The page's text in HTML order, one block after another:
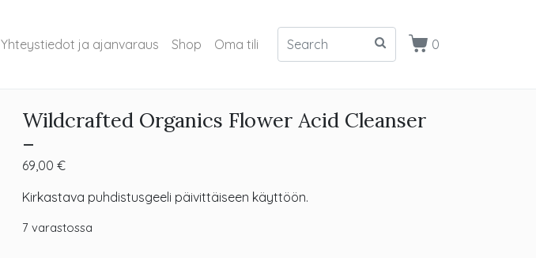
Yhteystiedot ja ajanvaraus Shop Oma tili 0
Wildcrafted Organics Flower Acid Cleanser
–
69,00 €
Kirkastava puhdistusgeeli päivittäiseen käyttöön.
7 varastossa